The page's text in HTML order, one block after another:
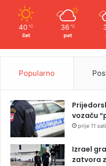
40 ℃
čet
36 ℃
pet
Popularno
vozaču
prije 11 sati
Izrael
zatvora